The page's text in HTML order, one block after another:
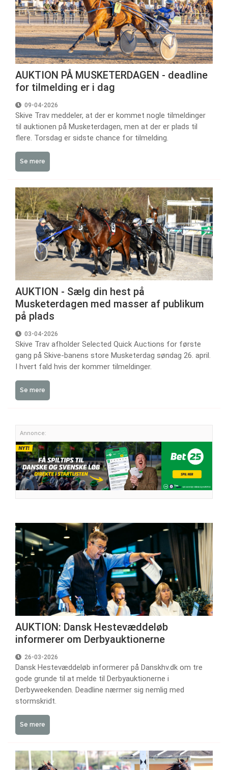
AUKTION PÅ MUSKETERDAGEN - deadline
for tilmelding er i dag
09-04-2026
Skive Trav meddeler, at der er kommet nogle tilmeldinger
til auktionen på Musketerdagen, men at der er plads til
flere. Torsdag er sidste chance for tilmelding.
Se mere
AUKTION - Sælg din hest på
Musketerdagen med masser af publikum
på plads
03-04-2026
Skive Trav afholder Selected Quick Auctions for første
gang på Skive-banens store Musketerdag søndag 26. april.
I hvert fald hvis der kommer tilmeldinger.
Se mere
Annonce:
AUKTION: Dansk Hestevæddeløb
informerer om Derbyauktionerne
26-03-2026
Dansk Hestevæddeløb informerer på Danskhv.dk om tre
gode grunde til at melde til Derbyauktionerne i
Derbyweekenden. Deadline nærmer sig nemlig med
stormskridt.
Se mere